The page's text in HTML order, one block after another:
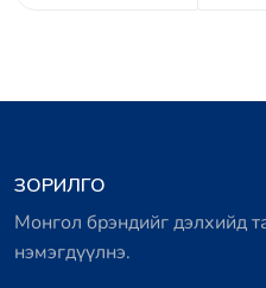
ЗОРИЛГО
Монгол брэндийг дэлхийд
нэмэгдүүлнэ.